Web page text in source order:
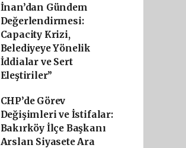
İnan’dan Gündem
Değerlendirmesi:
Capacity Krizi,
Belediyeye Yönelik
İddialar ve Sert
Eleştiriler”
CHP’de Görev
Değişimleri ve İstifalar:
Bakırköy İlçe Başkanı
Arslan Siyasete Ara